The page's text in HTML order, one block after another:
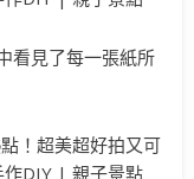
看見了每一張紙所